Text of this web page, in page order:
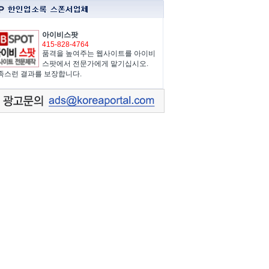
아이비스팟
415-828-4764
품격을 높여주는 웹사이트를 아이비
스팟에서 전문가에게 맡기십시오.
스런 결과를 보장합니다.